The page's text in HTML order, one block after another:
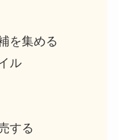
を集める
ル
する